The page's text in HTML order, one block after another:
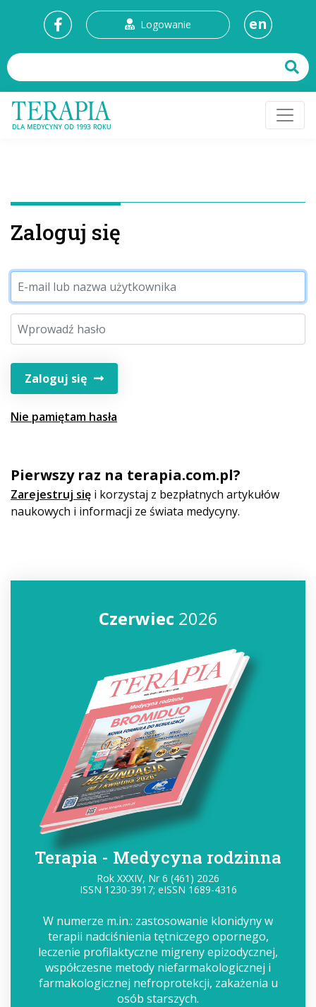
Logowanie en
Zaloguj się
Zaloguj się
Nie pamiętam hasła
Pierwszy raz na terapia.com.pl?
Zarejestruj się i korzystaj z bezpłatnych artykułów
naukowych i informacji ze świata medycyny.
Czerwiec2026
Terapia - Medycyna rodzinna
Rok XXXIV, Nr 6 (461) 2026
ISSN 1230-3917; eISSN 1689-4316
W numerze m.in.: zastosowanie klonidyny w
terapii nadciśnienia tętniczego opornego,
leczenie profilaktyczne migreny epizodycznej,
współczesne metody niefarmakologicznej i
farmakologicznej nefroprotekcji, zakażenia u
osób starszych.